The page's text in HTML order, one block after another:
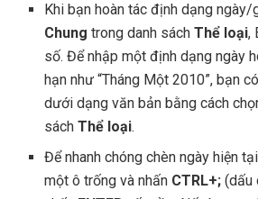
Khi bạn hoàn tác định dạng
Chung trong danh sáchThể loại,
số. Để nhập một định dạng ngày
hạn như “Tháng Một 2010”, bạn
dưới dạng văn bản bằng cách
sáchThể loại.
Để nhanh chóng chèn ngày hiện
một ô trống và nhấn CTRL+; (dấu